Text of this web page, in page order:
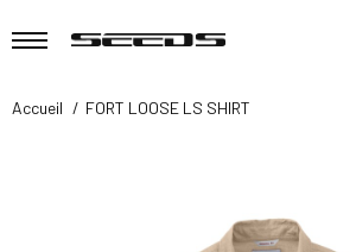
Accueil FORT LOOSE LS SHIRT